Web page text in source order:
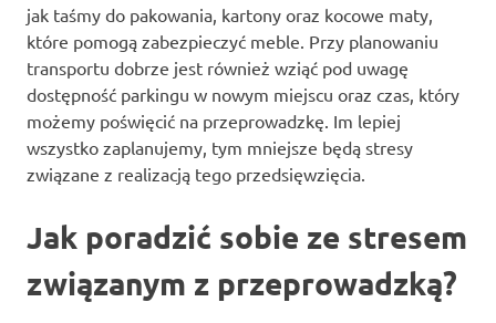
jak taśmy do pakowania, kartony oraz kocowe maty,
które pomogą zabezpieczyć meble. Przy planowaniu
transportu dobrze jest również wziąć pod uwagę
dostępność parkingu w nowym miejscu oraz czas, który
możemy poświęcić na przeprowadzkę. Im lepiej
wszystko zaplanujemy, tym mniejsze będą stresy
związane z realizacją tego przedsięwzięcia.
Jak poradzić sobie ze stresem
związanym z przeprowadzką?